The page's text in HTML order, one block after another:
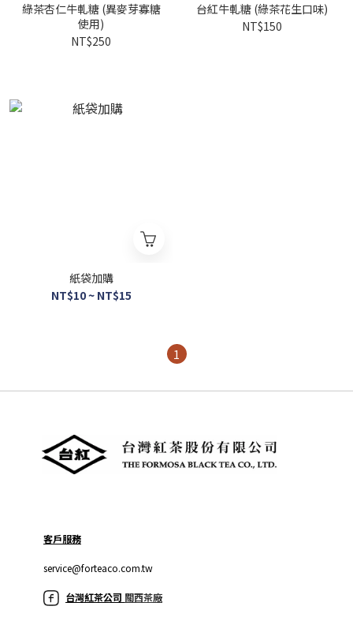
綠茶杏仁牛軋糖 (異麥芽寡糖
使用)
NT$250
台紅牛軋糖 (綠茶花生口味)
NT$150
紙袋加購
NT$10 ~ NT$15
1
客戶服務
service@forteaco.com.tw
台灣紅茶公司 關西茶廠